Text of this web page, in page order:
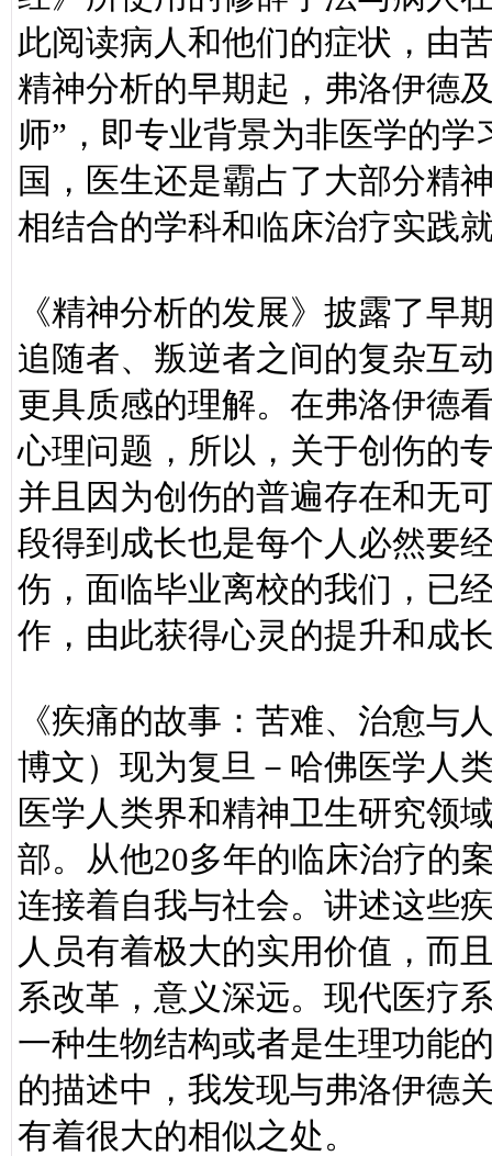
此阅读病人和他们的症状，由
精神分析的早期起，弗洛伊德
师”，即专业背景为非医学的
国，医生还是霸占了大部分精
相结合的学科和临床治疗实践
《精神分析的发展》披露了早
追随者、叛逆者之间的复杂互
更具质感的理解。在弗洛伊德
心理问题，所以，关于创伤的
并且因为创伤的普遍存在和无
段得到成长也是每个人必然要
伤，面临毕业离校的我们，已
作，由此获得心灵的提升和成
《疾痛的故事：苦难、治愈与
博文）现为复旦－哈佛医学人
医学人类界和精神卫生研究领
部。从他20多年的临床治疗的
连接着自我与社会。讲述这些
人员有着极大的实用价值，而
系改革，意义深远。现代医疗
一种生物结构或者是生理功能
的描述中，我发现与弗洛伊德
有着很大的相似之处。